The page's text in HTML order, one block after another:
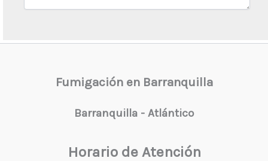
Fumigación en Barranquilla
Barranquilla - Atlántico
Horario de Atención